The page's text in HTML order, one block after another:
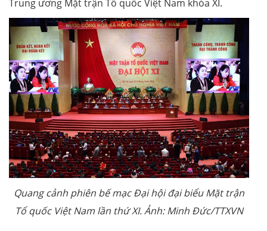
Trung ương Mặt trận Tổ quốc Việt Nam khóa XI.
Quang cảnh phiên bế mạc Đại hội đại biểu Mặt trận
Tổ quốc Việt Nam lần thứ XI. Ảnh: Minh Đức/TTXVN